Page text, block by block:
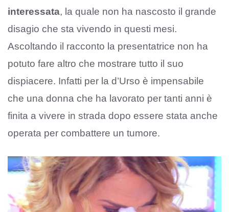
interessata, la quale non ha nascosto il grande
disagio che sta vivendo in questi mesi.
Ascoltando il racconto la presentatrice non ha
potuto fare altro che mostrare tutto il suo
dispiacere. Infatti per la d’Urso è impensabile
che una donna che ha lavorato per tanti anni è
finita a vivere in strada dopo essere stata anche
operata per combattere un tumore.